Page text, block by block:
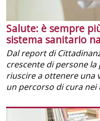
Salute: è sempre
sistema sanitario
Dal report di
crescente di persone
riuscire a ottenere una
un percorso di cura nei